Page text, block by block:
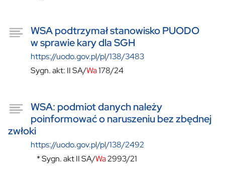
WSA podtrzymał stanowisko PUODO
w sprawie kary dla SGH
https://uodo.gov.pl/pl/138/3483
Sygn. akt: II SA/Wa178/24
WSA: podmiot danych należy
poinformować o naruszeniu bez zbędnej
zwłoki
https://uodo.gov.pl/pl/138/2492
* Sygn. akt II SA/Wa2993/21